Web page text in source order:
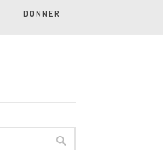
DONNER